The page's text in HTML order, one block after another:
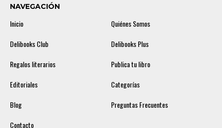
NAVEGACIÓN
Inicio
Quiénes Somos
Delibooks Club
Delibooks Plus
Regalos literarios
Publica tu libro
Editoriales
Categorías
Blog
Preguntas Frecuentes
Contacto